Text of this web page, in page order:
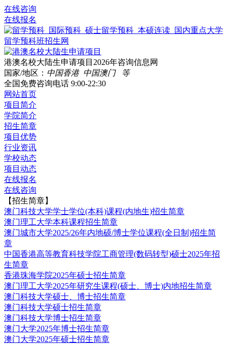
在线咨询
在线报名
港澳名校大陆生申请项目2026年咨询信息网
国家/地区： 中国香港 中国澳门 等
全国免费咨询电话 9:00-22:30
网站首页
项目简介
学院简介
招生简章
项目优势
行业资讯
学校动态
项目动态
在线报名
在线咨询
【招生简章】
澳门科技大学学士学位(本科)课程(内地生)招生简章
澳门理工大学本科课程招生简章
澳门城市大学2025/26年内地硕/博士学位课程(全日制)招生简
章
中国香港高等教育科技学院工商管理(数码转型)硕士2025年招
生简章
香港珠海学院2025年硕士招生简章
澳门理工大学2025年研究生课程(硕士、博士)内地招生简章
澳门科技大学硕士、博士招生简章
澳门科技大学硕士招生简章
澳门科技大学博士招生简章
澳门大学2025年博士招生简章
澳门大学2025年硕士招生简章